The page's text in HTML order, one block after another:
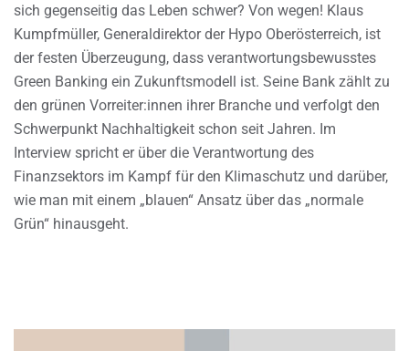
sich gegenseitig das Leben schwer? Von wegen! Klaus
Kumpfmüller, Generaldirektor der Hypo Oberösterreich, ist
der festen Überzeugung, dass verantwortungsbewusstes
Green Banking ein Zukunftsmodell ist. Seine Bank zählt zu
den grünen Vorreiter:innen ihrer Branche und verfolgt den
Schwerpunkt Nachhaltigkeit schon seit Jahren. Im
Interview spricht er über die Verantwortung des
Finanzsektors im Kampf für den Klimaschutz und darüber,
wie man mit einem „blauen“ Ansatz über das „normale
Grün“ hinausgeht.